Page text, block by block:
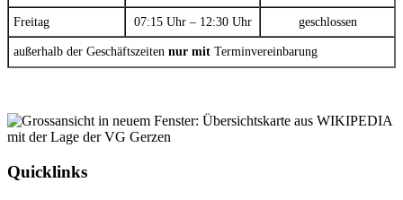
Freitag 07:15 Uhr – 12:30 Uhr geschlossen
außerhalb der Geschäftszeiten nur mit Terminvereinbarung
Quicklinks